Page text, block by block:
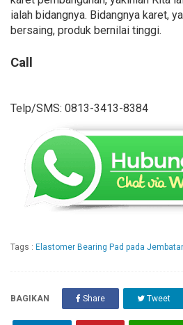
ialah bidangnya. Bidangnya karet,
bersaing, produk bernilai tinggi.
Call
Telp/SMS: 0813-3413-8384
Tags : Elastomer Bearing Pad pada
BAGIKAN Share Tweet